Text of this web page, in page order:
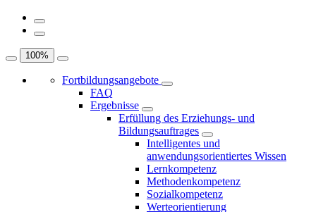
100%
Fortbildungsangebote
FAQ
Ergebnisse
Erfüllung des Erziehungs- und
Bildungsauftrages
Intelligentes und
anwendungsorientiertes Wissen
Lernkompetenz
Methodenkompetenz
Sozialkompetenz
Werteorientierung